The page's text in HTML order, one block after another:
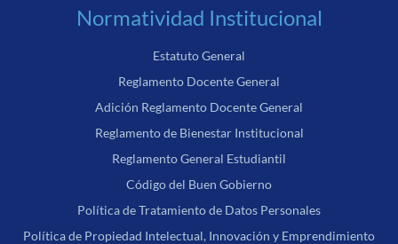
Normatividad Institucional
Estatuto General
Reglamento Docente General
Adición Reglamento Docente General
Reglamento de Bienestar Institucional
Reglamento General Estudiantil
Código del Buen Gobierno
Política de Tratamiento de Datos Personales
Política de Propiedad Intelectual, Innovación y Emprendimiento